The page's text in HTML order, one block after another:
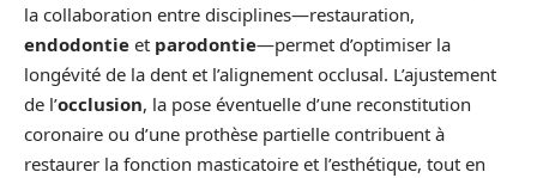
la collaboration entre disciplines—restauration,
endodontie et parodontie—permet d’optimiser la
longévité de la dent et l’alignement occlusal. L’ajustement
de l’occlusion, la pose éventuelle d’une reconstitution
coronaire ou d’une prothèse partielle contribuent à
restaurer la fonction masticatoire et l’esthétique, tout en